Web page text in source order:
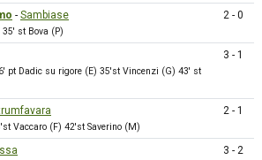
- Sambiase
st Bova (P)
2 - 0
pt Dadic su rigore (E) 35'st Vincenzi (G) 43' st
3 - 1
Vaccaro (F) 42'st Saverino (M)
2 - 1
3 - 2